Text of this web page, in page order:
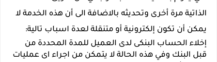
الذاتية مرة أخرى وتحديثه بالاضافة الى أن هذه الخدمة لا
يمكن أن تكون إلكترونية أو متنقلة لعدة اسباب تالية:
إخلاء الحساب البنكى لدى العميل للمدة المحددة من
قبل البنك وفي هذه الحالة لا يتمكن من اجراء اى عمليات